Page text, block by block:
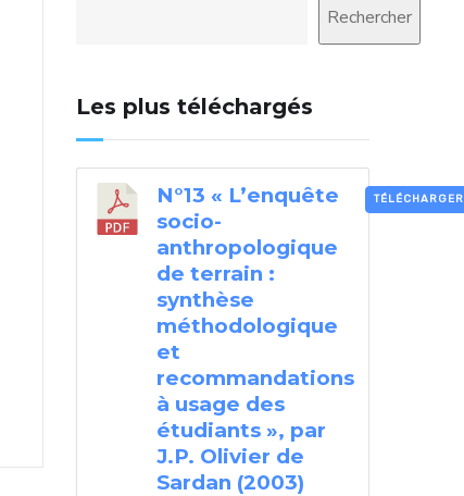
Rechercher
Les plus téléchargés
N°13 « L’enquête
socio-
anthropologique
de terrain :
synthèse
méthodologique
et
recommandations
à usage des
étudiants », par
J.P. Olivier de
Sardan (2003)
TÉLÉCHARGER